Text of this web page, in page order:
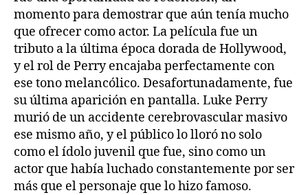
momento para demostrar que aún tenía mucho
que ofrecer como actor. La película fue un
tributo a la última época dorada de Hollywood,
y el rol de Perry encajaba perfectamente con
ese tono melancólico. Desafortunadamente, fue
su última aparición en pantalla. Luke Perry
murió de un accidente cerebrovascular masivo
ese mismo año, y el público lo lloró no solo
como el ídolo juvenil que fue, sino como un
actor que había luchado constantemente por ser
más que el personaje que lo hizo famoso.